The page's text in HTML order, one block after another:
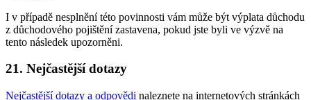
I v případě nesplnění této povinnosti vám může být výplata důchodu
z důchodového pojištění zastavena, pokud jste byli ve výzvě na
tento následek upozorněni.
21. Nejčastější dotazy
Nejčastější dotazy a odpovědi naleznete na internetových stránkách